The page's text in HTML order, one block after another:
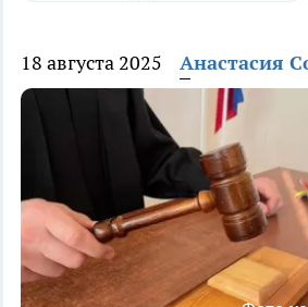
18 августа 2025 Анастасия